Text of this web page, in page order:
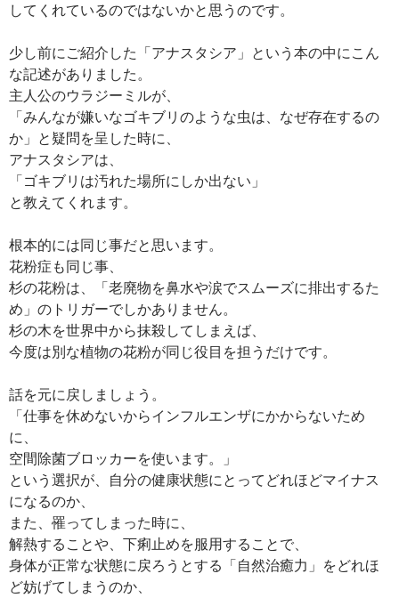
してくれているのではないかと思うのです。
少し前にご紹介した「アナスタシア」という本の中にこん
な記述がありました。
主人公のウラジーミルが、
「みんなが嫌いなゴキブリのような虫は、なぜ存在するの
か」と疑問を呈した時に、
アナスタシアは、
「ゴキブリは汚れた場所にしか出ない」
と教えてくれます。
根本的には同じ事だと思います。
花粉症も同じ事、
杉の花粉は、「老廃物を鼻水や涙でスムーズに排出するた
め」のトリガーでしかありません。
杉の木を世界中から抹殺してしまえば、
今度は別な植物の花粉が同じ役目を担うだけです。
話を元に戻しましょう。
「仕事を休めないからインフルエンザにかからないため
に、
空間除菌ブロッカーを使います。」
という選択が、自分の健康状態にとってどれほどマイナス
になるのか、
また、罹ってしまった時に、
解熱することや、下痢止めを服用することで、
身体が正常な状態に戻ろうとする「自然治癒力」をどれほ
ど妨げてしまうのか、